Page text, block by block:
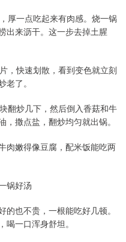
厚一点吃起来有肉感。烧一锅
出来沥干。这一步去掉土腥
，快速划散，看到变色就立刻
了。
翻炒几下，然后倒入香菇和牛
撒点盐，翻炒均匀就出锅。
肉嫩得像豆腐，配米饭能吃两
锅好汤
也不贵，一根能吃好几顿。
一口浑身舒坦。